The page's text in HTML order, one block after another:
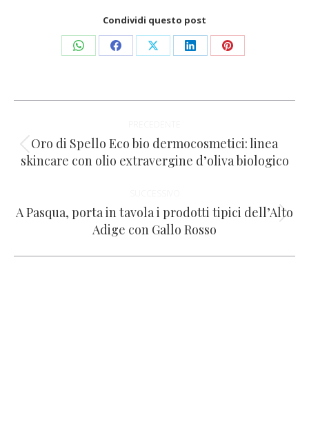
Condividi questo post
Condividi
WhatsApp
Condividi
Facebook
Condividi
X
Condividi
LinkedIn
Condividi
Pinterest
tra
post
Post
precedente:
Oro di Spello Eco bio dermocosmetici: linea
skincare con olio extravergine d’oliva biologico
Prossimo
A Pasqua, porta in tavola i prodotti tipici dell’Alto
Adige con Gallo Rosso